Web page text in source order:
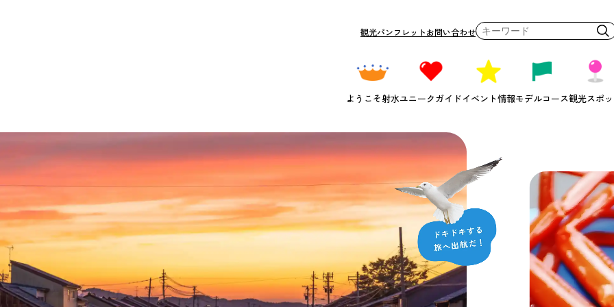
観光パンフレットお問い合わせ
ようこそ射水ユニークガイドイベント情報モデルコース観光スポ